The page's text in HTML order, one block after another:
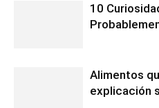
10
Alimentos
explicación